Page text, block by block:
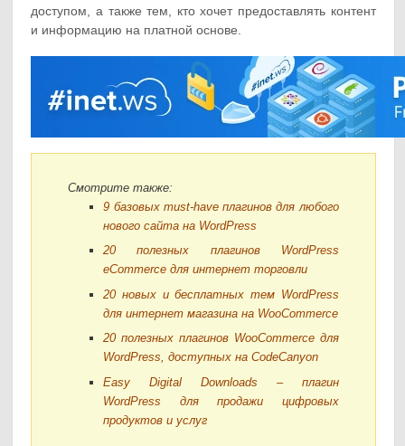
доступом, а также тем, кто хочет предоставлять контент
и информацию на платной основе.
Смотрите также:
9 базовых must-have плагинов для любого
нового сайта на WordPress
20 полезных плагинов WordPress
eCommerce для интернет торговли
20 новых и бесплатных тем WordPress
для интернет магазина на WooCommerce
20 полезных плагинов WooCommerce для
WordPress, доступных на CodeCanyon
Easy Digital Downloads – плагин
WordPress для продажи цифровых
продуктов и услуг